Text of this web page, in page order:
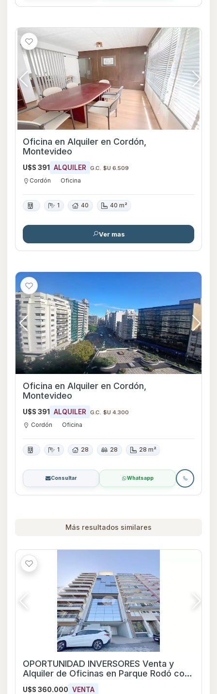
Oficina en Alquiler en Cordón,
Montevideo
U$S 391 ALQUILER G.C. $U 6.509
Cordón Oficina
1 40 40 m²
Ver mas
Oficina en Alquiler en Cordón,
Montevideo
U$S 391 ALQUILER G.C. $U 4.300
Cordón Oficina
1 28 28 28 m²
Consultar Whatsapp
Más resultados similares
OPORTUNIDAD INVERSORES Venta y
Alquiler de Oficinas en Parque Rodó con
vista a la Rambla
U$S 360.000 VENTA